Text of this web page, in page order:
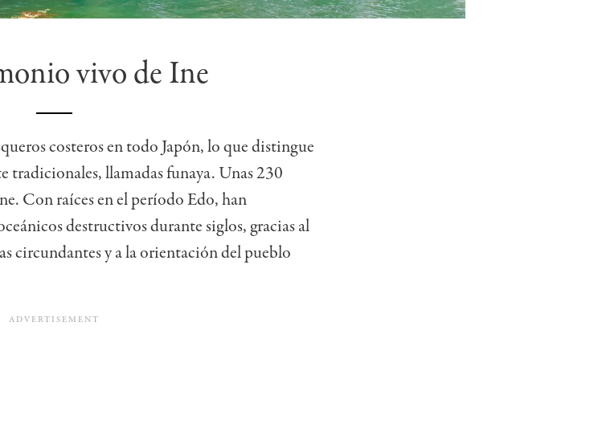
vivo de Ine
costeros en todo Japón, lo que distingue
tradicionales, llamadas funaya. Unas 230
Con raíces en el período Edo, han
destructivos durante siglos, gracias al
circundantes y a la orientación del pueblo